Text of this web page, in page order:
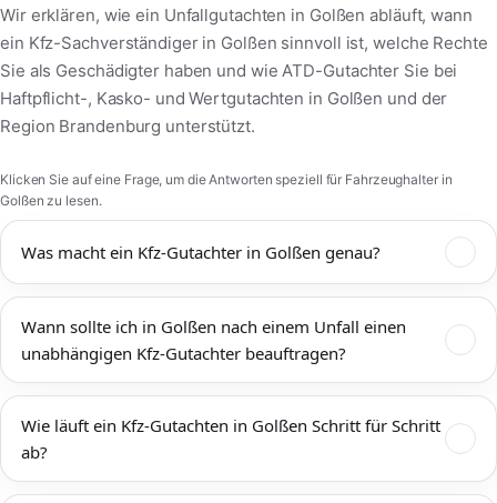
Wir erklären, wie ein Unfallgutachten in Golßen abläuft, wann
ein Kfz-Sachverständiger in Golßen sinnvoll ist, welche Rechte
Sie als Geschädigter haben und wie ATD-Gutachter Sie bei
Haftpflicht-, Kasko- und Wertgutachten in Golßen und der
Region Brandenburg unterstützt.
Klicken Sie auf eine Frage, um die Antworten speziell für Fahrzeughalter in
Golßen zu lesen.
Was macht ein Kfz-Gutachter in Golßen genau?
bewertet den technischen und wirtschaftlichen Zustand Ihres
Fahrzeugs und ermittelt Reparaturkosten,
Wiederbeschaffungswert, Restwert und mögliche
Versicherungen, Werkstätten, Rechtsanwälten und Gerichten
Schadenregulierung. ATD-Gutachter arbeitet unabhängig, ist
Wann sollte ich in Golßen nach einem Unfall einen
unabhängigen Kfz-Gutachter beauftragen?
dann beauftragen, wenn mehr als ein offensichtlicher
Bagatellschaden vorliegt oder die tatsächliche Schadenshöhe
unklar ist. Das gilt sowohl für Unfälle im Innenstadtbereich von
Wie läuft ein Kfz-Gutachten in Golßen Schritt für Schritt
ab?